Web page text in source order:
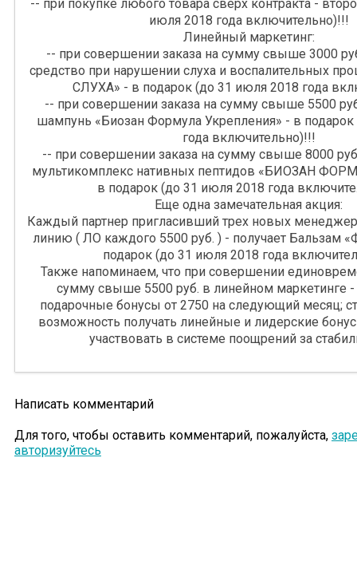
-- при покупке любого товара сверх контракта -
июля 2018 года включительно)!!!
Линейный маркетинг:
-- при совершении заказа на сумму свыше 3000
средство при нарушении слуха и воспалительных
СЛУХА» - в подарок (до 31 июля 2018 года
-- при совершении заказа на сумму свыше 5500
шампунь «Биозан Формула Укрепления» - в
года включительно)!!!
-- при совершении заказа на сумму свыше 8000
мультикомплекс нативных пептидов «БИОЗАН
в подарок (до 31 июля 2018 года
Еще одна замечательная акция:
Каждый партнер пригласивший трех новых
линию ( ЛО каждого 5500 руб. ) - получает Бальзам
подарок (до 31 июля 2018 года
Также напоминаем, что при совершении
сумму свыше 5500 руб. в линейном маркетинге -
подарочные бонусы от 2750 на следующий месяц;
возможность получать линейные и лидерские
участвовать в системе поощрений за
Написать комментарий
Для того, чтобы оставить комментарий, пожалуйста,
авторизуйтесь